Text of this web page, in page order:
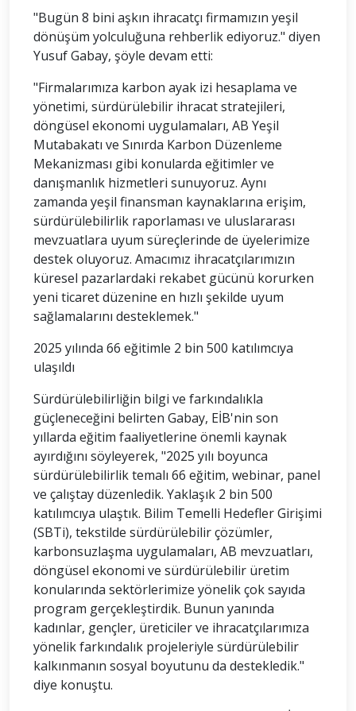
"Bugün 8 bini aşkın ihracatçı firmamızın yeşil
dönüşüm yolculuğuna rehberlik ediyoruz." diyen
Yusuf Gabay, şöyle devam etti:
"Firmalarımıza karbon ayak izi hesaplama ve
yönetimi, sürdürülebilir ihracat stratejileri,
döngüsel ekonomi uygulamaları, AB Yeşil
Mutabakatı ve Sınırda Karbon Düzenleme
Mekanizması gibi konularda eğitimler ve
danışmanlık hizmetleri sunuyoruz. Aynı
zamanda yeşil finansman kaynaklarına erişim,
sürdürülebilirlik raporlaması ve uluslararası
mevzuatlara uyum süreçlerinde de üyelerimize
destek oluyoruz. Amacımız ihracatçılarımızın
küresel pazarlardaki rekabet gücünü korurken
yeni ticaret düzenine en hızlı şekilde uyum
sağlamalarını desteklemek."
2025 yılında 66 eğitimle 2 bin 500 katılımcıya
ulaşıldı
Sürdürülebilirliğin bilgi ve farkındalıkla
güçleneceğini belirten Gabay, EİB'nin son
yıllarda eğitim faaliyetlerine önemli kaynak
ayırdığını söyleyerek, "2025 yılı boyunca
sürdürülebilirlik temalı 66 eğitim, webinar, panel
ve çalıştay düzenledik. Yaklaşık 2 bin 500
katılımcıya ulaştık. Bilim Temelli Hedefler Girişimi
(SBTi), tekstilde sürdürülebilir çözümler,
karbonsuzlaşma uygulamaları, AB mevzuatları,
döngüsel ekonomi ve sürdürülebilir üretim
konularında sektörlerimize yönelik çok sayıda
program gerçekleştirdik. Bunun yanında
kadınlar, gençler, üreticiler ve ihracatçılarımıza
yönelik farkındalık projeleriyle sürdürülebilir
kalkınmanın sosyal boyutunu da destekledik."
diye konuştu.